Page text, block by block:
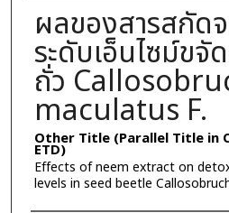
ผลของสารสกัด
ระดับเอ็นไซม์ข
ถั่ว
maculatus F.
Other Title (Parallel Title in
ETD)
Effects of neem extract on
levels in seed beetle